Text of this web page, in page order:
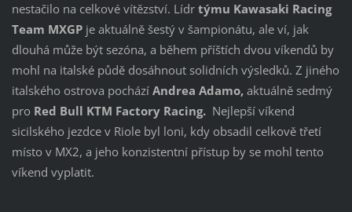
nestačilo na celkové vítězství. Lídr týmu Kawasaki Racing
Team MXGPje aktuálně šestý v šampionátu, ale ví, jak
dlouhá může být sezóna, a během příštích dvou víkendů by
mohl na italské půdě dosáhnout solidních výsledků. Z jiného
italského ostrova pochází Andrea Adamo,aktuálně sedmý
pro Red Bull KTM Factory Racing. Nejlepší víkend
sicilského jezdce v Riole byl loni, kdy obsadil celkově třetí
místo v MX2, a jeho konzistentní přístup by se mohl tento
víkend vyplatit.